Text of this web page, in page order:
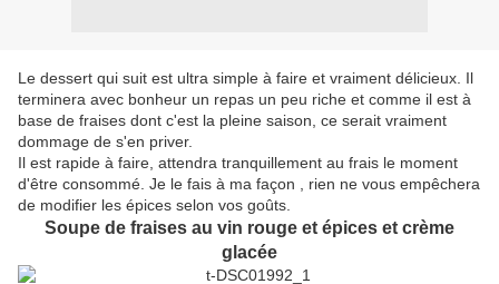
Le dessert qui suit est ultra simple à faire et vraiment délicieux. Il
terminera avec bonheur un repas un peu riche et comme il est à
base de fraises dont c'est la pleine saison, ce serait vraiment
dommage de s'en priver.
Il est rapide à faire, attendra tranquillement au frais le moment
d'être consommé. Je le fais à ma façon , rien ne vous empêchera
de modifier les épices selon vos goûts.
Soupe de fraises au vin rouge et épices et crème
glacée